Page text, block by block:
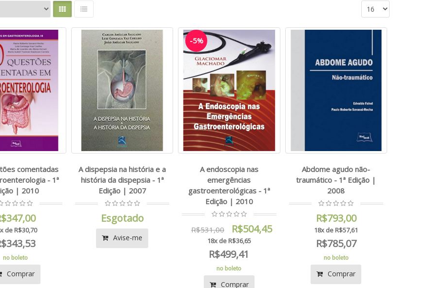
comentadas
- 1ª
| 2010
de R$30,70
no boleto
Comprar
A dispepsia na história e a
história da dispepsia - 1ª
Edição | 2007
Esgotado
Avise-me
-5%
A endoscopia nas
emergências
gastroenterológicas - 1ª
Edição | 2010
R$531,00 R$504,45
18x de R$36,65
R$499,41
no boleto
Comprar
Abdome agudo não-
traumático - 1ª Edição |
2008
R$793,00
18x de R$57,61
R$785,07
no boleto
Comprar